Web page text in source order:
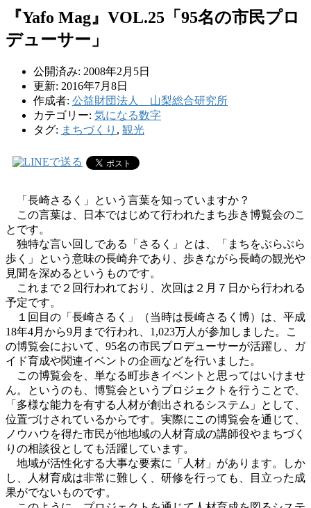
『Yafo Mag』VOL.25「95名の市民プロ
デューサー」
公開済み: 2008年2月5日
更新: 2016年7月8日
作成者: 公益財団法人 山梨総合研究所
カテゴリー: 気になる数字
タグ: まちづくり , 観光
「長崎さるく」という言葉を知っていますか？
この言葉は、日本ではじめて行われたまち歩き博覧会のこ
とです。
独特な言い回しである「さるく」とは、「まちをぶらぶら
歩く」という意味の長崎弁であり、歩きながら長崎の観光や
見聞を深めるというものです。
これまで２回行われており、次回は２月７日から行われる
予定です。
１回目の「長崎さるく」（当時は長崎さるく博）は、平成
18年4月から9月まで行われ、1,023万人が参加しました。こ
の博覧会において、95名の市民プロデューサーが活躍し、ガ
イド育成や関連イベントの企画などを行いました。
この博覧会を、単なる町歩きイベントと思ってはいけませ
ん。というのも、博覧会というプロジェクトを行うことで、
「多様な能力を有する人材が創出されるシステム」として、
位置づけされているからです。実際にこの博覧会を通じて、
ノウハウを得た市民が他地域の人材育成の講師役やまちづく
りの相談役としても活躍しています。
地域が活性化する大事な要素に「人材」があります。しか
し、人材育成は非常に難しく、研修を行っても、目立った成
果がでないものです。